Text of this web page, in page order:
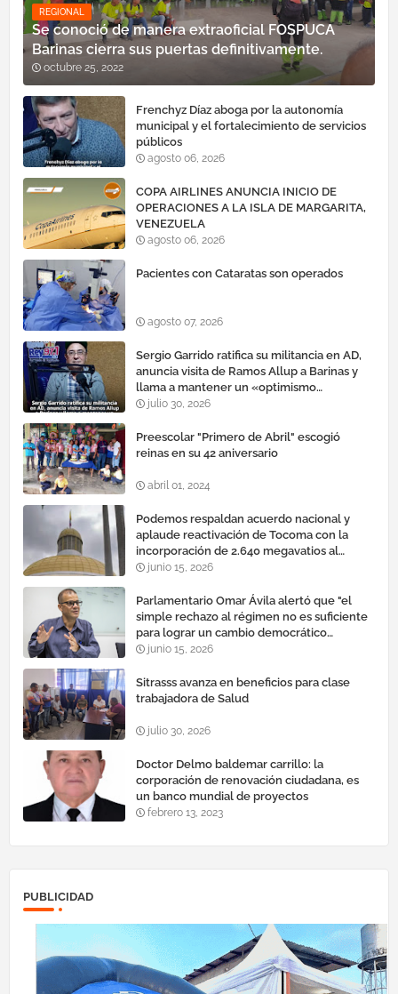
REGIONAL
Se conoció de manera extraoficial FOSPUCA
Barinas cierra sus puertas definitivamente.
octubre 25, 2022
Frenchyz Díaz aboga por la autonomía
municipal y el fortalecimiento de servicios
públicos
agosto 06, 2026
COPA AIRLINES ANUNCIA INICIO DE
OPERACIONES A LA ISLA DE MARGARITA,
VENEZUELA
agosto 06, 2026
Pacientes con Cataratas son operados
agosto 07, 2026
Sergio Garrido ratifica su militancia en AD,
anuncia visita de Ramos Allup a Barinas y
llama a mantener un «optimismo
cauteloso»
julio 30, 2026
Preescolar "Primero de Abril" escogió
reinas en su 42 aniversario
abril 01, 2024
Podemos respaldan acuerdo nacional y
aplaude reactivación de Tocoma con la
incorporación de 2.640 megavatios al
sistema eléctrico nacional
junio 15, 2026
Parlamentario Omar Ávila alertó que "el
simple rechazo al régimen no es suficiente
para lograr un cambio democrático
efectivo"
junio 15, 2026
Sitrasss avanza en beneficios para clase
trabajadora de Salud
julio 30, 2026
Doctor Delmo baldemar carrillo: la
corporación de renovación ciudadana, es
un banco mundial de proyectos
febrero 13, 2023
PUBLICIDAD